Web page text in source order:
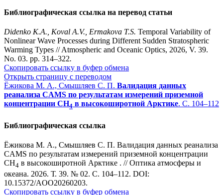
Библиографическая ссылка на перевод статьи
Didenko K.A., Koval A.V., Ermakova T.S. Temporal Variability of
Nonlinear Wave Processes during Different Sudden Stratospheric
Warming Types // Atmospheric and Oceanic Optics, 2026, V. 39.
No. 03. pp. 314–322.
Скопировать ссылку в буфер обмена
Открыть страницу с переводом
Ёжикова М. А., Смышляев С. П. Валидация данных
реанализа CAMS по результатам измерений приземной
концентрации CH4 в высокоширотной Арктике. С. 104–112
Библиографическая ссылка
Ёжикова М. А., Смышляев С. П. Валидация данных реанализа
CAMS по результатам измерений приземной концентрации
CH4 в высокоширотной Арктике . // Оптика атмосферы и
океана. 2026. Т. 39. № 02. С. 104–112. DOI:
10.15372/AOO20260203.
Скопировать ссылку в буфер обмена